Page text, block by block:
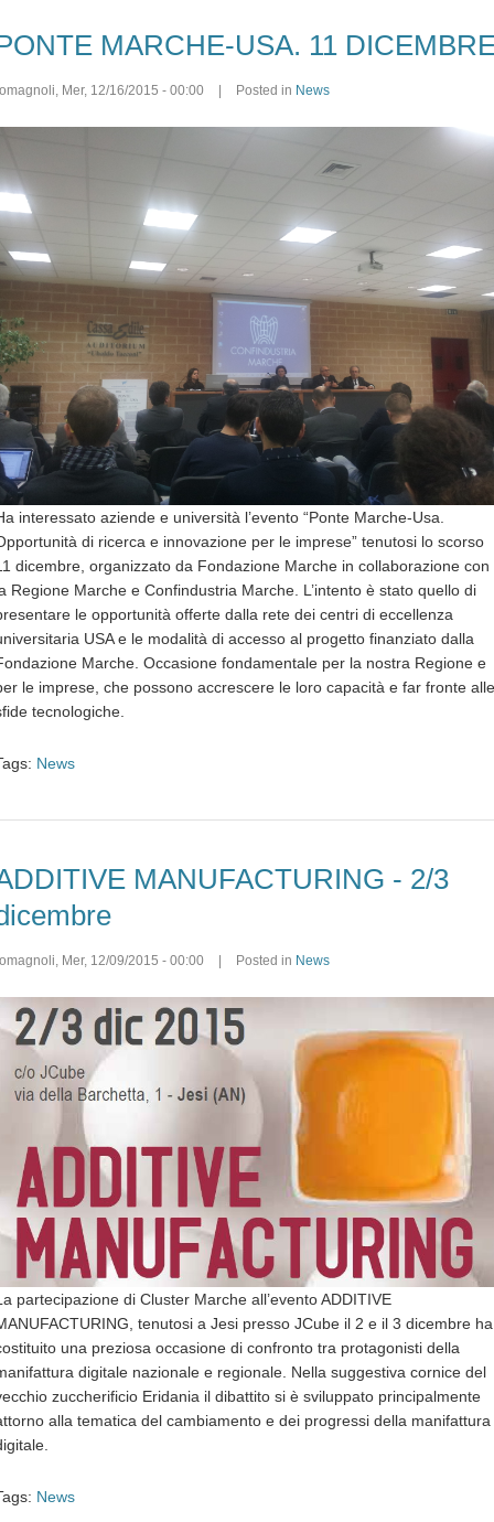
MARCHE-USA. 11
Mer, 12/16/2015 - 00:00 | Posted in News
interessato aziende e università l’evento “Ponte Marche-Usa.
di ricerca e innovazione per le imprese” tenutosi lo scorso
dicembre, organizzato da Fondazione Marche in collaborazione con
Regione Marche e Confindustria Marche. L’intento è stato quello di
le opportunità offerte dalla rete dei centri di eccellenza
USA e le modalità di accesso al progetto finanziato dalla
Marche. Occasione fondamentale per la nostra Regione e
le imprese, che possono accrescere le loro capacità e far fronte alle
tecnologiche.
News
MANUFACTURING - 2/3
, Mer, 12/09/2015 - 00:00 Posted in News
partecipazione di Cluster Marche all’evento ADDITIVE
tenutosi a Jesi presso JCube il 2 e il 3 dicembre ha
una preziosa occasione di confronto tra protagonisti della
digitale nazionale e regionale. Nella suggestiva cornice del
zuccherificio Eridania il dibattito si è sviluppato principalmente
alla tematica del cambiamento e dei progressi della manifattura
News